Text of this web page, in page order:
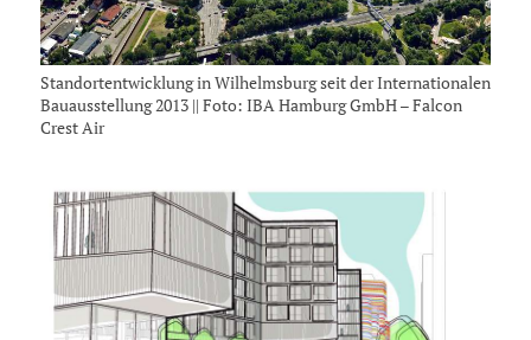
Standortentwicklung in Wilhelmsburg seit der Internationalen
Bauausstellung 2013 || Foto: IBA Hamburg GmbH – Falcon
Crest Air